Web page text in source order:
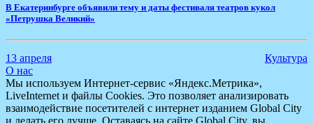
​В Екатеринбурге объявили тему и даты фестиваля театров кукол
«Петрушка Великий»
13 апреля
Культура
О нас
Мы используем Интернет-сервис «Яндекс.Метрика»,
LiveInternet и файлы Cookies. Это позволяет анализировать
взаимодействие посетителей с интернет изданием Global City
и делать его лучше. Оставаясь на сайте Global City, вы